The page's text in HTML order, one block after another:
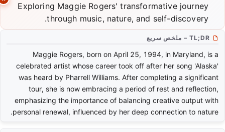
Exploring Maggie Rogers' transformative journey
through music, nature, and self-discovery.
TL;DR – ملخص سريع
Maggie Rogers, born on April 25, 1994, in Maryland, is a
celebrated artist whose career took off after her song 'Alaska'
was heard by Pharrell Williams. After completing a significant
tour, she is now embracing a period of rest and reflection,
emphasizing the importance of balancing creative output with
personal renewal, influenced by her deep connection to nature.